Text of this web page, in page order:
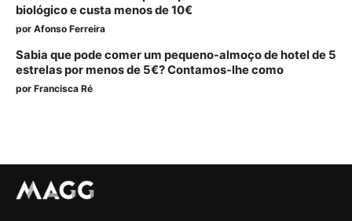
biológico e custa menos de 10€
por Afonso Ferreira
Sabia que pode comer um pequeno-almoço de hotel de 5
estrelas por menos de 5€? Contamos-lhe como
por Francisca Ré